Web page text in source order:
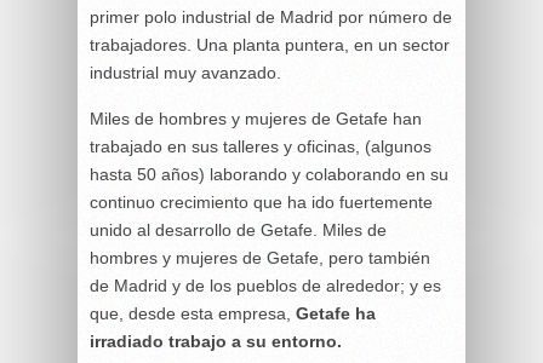
primer polo industrial de Madrid por número de
trabajadores. Una planta puntera, en un sector
industrial muy avanzado.
Miles de hombres y mujeres de Getafe han
trabajado en sus talleres y oficinas, (algunos
hasta 50 años) laborando y colaborando en su
continuo crecimiento que ha ido fuertemente
unido al desarrollo de Getafe. Miles de
hombres y mujeres de Getafe, pero también
de Madrid y de los pueblos de alrededor; y es
que, desde esta empresa, Getafe ha
irradiado trabajo a su entorno.